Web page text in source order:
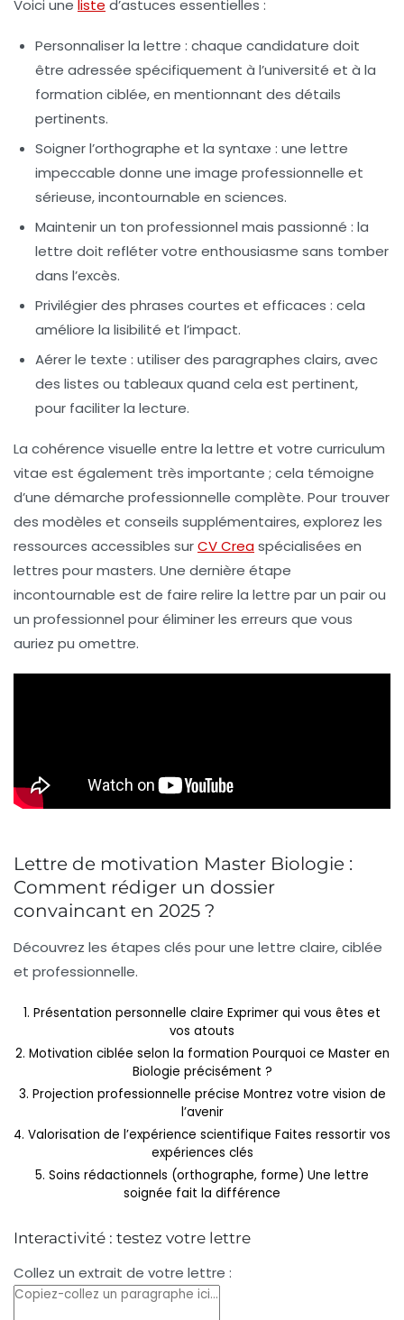
Voici une liste d’astuces essentielles :
Personnaliser la lettre : chaque candidature doit
être adressée spécifiquement à l’université et à la
formation ciblée, en mentionnant des détails
pertinents.
Soigner l’orthographe et la syntaxe : une lettre
impeccable donne une image professionnelle et
sérieuse, incontournable en sciences.
Maintenir un ton professionnel mais passionné : la
lettre doit refléter votre enthousiasme sans tomber
dans l’excès.
Privilégier des phrases courtes et efficaces : cela
améliore la lisibilité et l’impact.
Aérer le texte : utiliser des paragraphes clairs, avec
des listes ou tableaux quand cela est pertinent,
pour faciliter la lecture.
La cohérence visuelle entre la lettre et votre curriculum
vitae est également très importante ; cela témoigne
d’une démarche professionnelle complète. Pour trouver
des modèles et conseils supplémentaires, explorez les
ressources accessibles surCV Creaspécialisées en
lettres pour masters. Une dernière étape
incontournable est de faire relire la lettre par un pair ou
un professionnel pour éliminer les erreurs que vous
auriez pu omettre.
Lettre de motivation Master Biologie :
Comment rédiger un dossier
convaincant en 2025 ?
Découvrez les étapes clés pour une lettre claire, ciblée
et professionnelle.
1. Présentation personnelle claire Exprimer qui vous êtes et
vos atouts
2. Motivation ciblée selon la formation Pourquoi ce Master en
Biologie précisément ?
3. Projection professionnelle précise Montrez votre vision de
l’avenir
4. Valorisation de l’expérience scientifique Faites ressortir vos
expériences clés
5. Soins rédactionnels (orthographe, forme) Une lettre
soignée fait la différence
Interactivité : testez votre lettre
Collez un extrait de votre lettre :